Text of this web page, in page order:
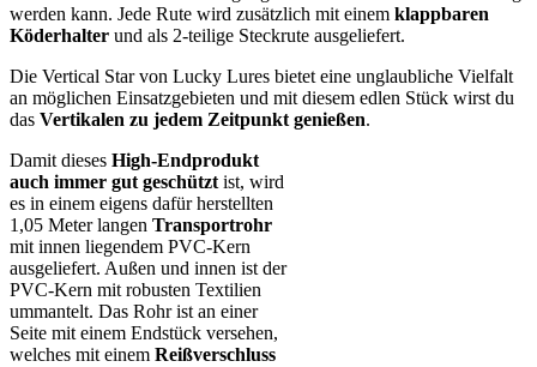
werden kann. Jede Rute wird zusätzlich mit einem klappbaren
Köderhalter und als 2-teilige Steckrute ausgeliefert.
Die Vertical Star von Lucky Lures bietet eine unglaubliche Vielfalt
an möglichen Einsatzgebieten und mit diesem edlen Stück wirst du
das Vertikalen zu jedem Zeitpunkt genießen.
Damit dieses High-Endprodukt
auch immer gut geschützt ist, wird
es in einem eigens dafür herstellten
1,05 Meter langen Transportrohr
mit innen liegendem PVC-Kern
ausgeliefert. Außen und innen ist der
PVC-Kern mit robusten Textilien
ummantelt. Das Rohr ist an einer
Seite mit einem Endstück versehen,
welches mit einem Reißverschluss